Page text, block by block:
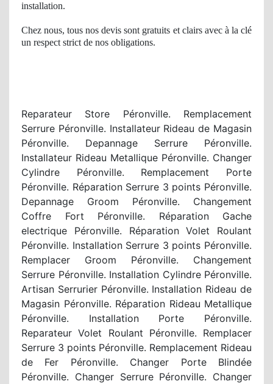
installation.
Chez nous, tous nos devis sont gratuits et clairs avec à la clé
un respect strict de nos obligations.
Reparateur Store Péronville. Remplacement
Serrure Péronville. Installateur Rideau de Magasin
Péronville. Depannage Serrure Péronville.
Installateur Rideau Metallique Péronville. Changer
Cylindre Péronville. Remplacement Porte
Péronville. Réparation Serrure 3 points Péronville.
Depannage Groom Péronville. Changement
Coffre Fort Péronville. Réparation Gache
electrique Péronville. Réparation Volet Roulant
Péronville. Installation Serrure 3 points Péronville.
Remplacer Groom Péronville. Changement
Serrure Péronville. Installation Cylindre Péronville.
Artisan Serrurier Péronville. Installation Rideau de
Magasin Péronville. Réparation Rideau Metallique
Péronville. Installation Porte Péronville.
Reparateur Volet Roulant Péronville. Remplacer
Serrure 3 points Péronville. Remplacement Rideau
de Fer Péronville. Changer Porte Blindée
Péronville. Changer Serrure Péronville. Changer